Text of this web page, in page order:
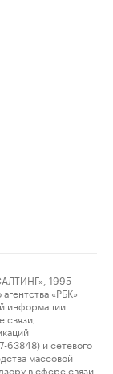
1995–
«РБК»
информации
и сетевого
массовой
в сфере связи,